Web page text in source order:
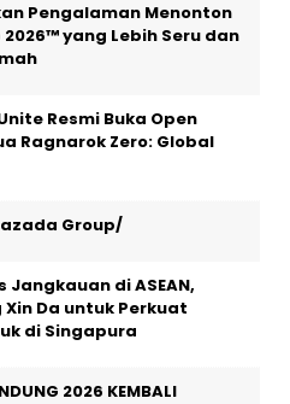
Pengalaman Menonton
2026™ yang Lebih Seru dan
Resmi Buka Open
Ragnarok Zero: Global
Group/
Jangkauan di ASEAN,
Xin Da untuk Perkuat
di Singapura
2026 KEMBALI